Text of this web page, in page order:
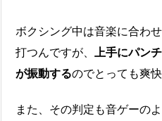
ボクシング中は音楽に合わ
打つんですが、
上手にパン
が振動するのでとっても爽快
また、その判定も音ゲーの